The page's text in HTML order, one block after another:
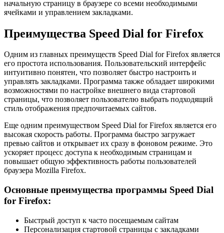
начальную страницу в браузере со всеми необходимыми
ячейками и управлением закладками.
Преимущества Speed Dial for Firefox
Одним из главных преимуществ Speed Dial for Firefox является
его простота использования. Пользовательский интерфейс
интуитивно понятен, что позволяет быстро настроить и
управлять закладками. Программа также обладает широкими
возможностями по настройке внешнего вида стартовой
страницы, что позволяет пользователю выбрать подходящий
стиль отображения предпочитаемых сайтов.
Еще одним преимуществом Speed Dial for Firefox является его
высокая скорость работы. Программа быстро загружает
превью сайтов и открывает их сразу в фоновом режиме. Это
ускоряет процесс доступа к необходимым страницам и
повышает общую эффективность работы пользователей
браузера Mozilla Firefox.
Основные преимущества программы Speed Dial
for Firefox:
Быстрый доступ к часто посещаемым сайтам
Персонализация стартовой страницы с закладками